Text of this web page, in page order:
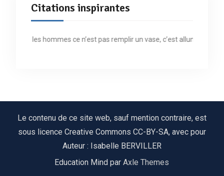
Citations inspirantes
les hommes ce n’est pas remplir un vase, c’est allumer un feu
Le contenu de ce site web, sauf mention contraire, est
sous licence Creative Commons CC-BY-SA, avec pour
Auteur : Isabelle BERVILLER
Education Mind parAxle Themes